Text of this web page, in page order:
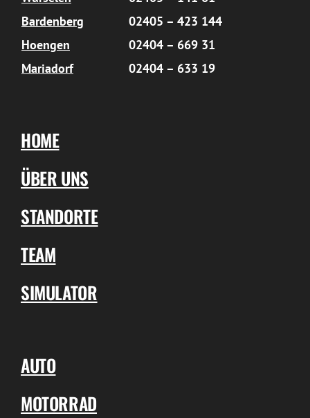
Bardenberg
02405 – 423 144
Hoengen
02404 – 669 31
Mariadorf
02404 – 633 19
HOME
ÜBER UNS
STANDORTE
TEAM
SIMULATOR
AUTO
MOTORRAD